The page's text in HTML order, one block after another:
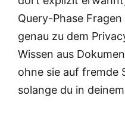
Query-Phase
genau zu dem
Wissen aus
ohne sie auf fremde
solange du in